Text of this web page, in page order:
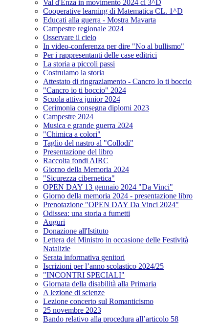
Val d'Enza in movimento 2024 cl 3^D
Cooperative learning di Matematica CL. 1^D
Educati alla guerra - Mostra Mavarta
Campestre regionale 2024
Osservare il cielo
In video-conferenza per dire "No al bullismo"
Per i rappresentanti delle case editrici
La storia a piccoli passi
Costruiamo la storia
Attestato di ringraziamento - Cancro Io ti boccio
"Cancro io ti boccio" 2024
Scuola attiva junior 2024
Cerimonia consegna diplomi 2023
Campestre 2024
Musica e grande guerra 2024
"Chimica a colori"
Taglio del nastro al "Collodi"
Presentazione del libro
Raccolta fondi AIRC
Giorno della Memoria 2024
"Sicurezza cibernetica"
OPEN DAY 13 gennaio 2024 "Da Vinci"
Giorno della memoria 2024 - presentazione libro
Prenotazione "OPEN DAY Da Vinci 2024"
Odissea: una storia a fumetti
Auguri
Donazione all'Istituto
Lettera del Ministro in occasione delle Festività
Natalizie
Serata informativa genitori
Iscrizioni per l’anno scolastico 2024/25
"INCONTRI SPECIALI"
Giornata della disabilità alla Primaria
A lezione di scienze
Lezione concerto sul Romanticismo
25 novembre 2023
Bando relativo alla procedura all’articolo 58